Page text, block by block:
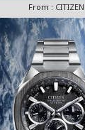
From : CITIZEN